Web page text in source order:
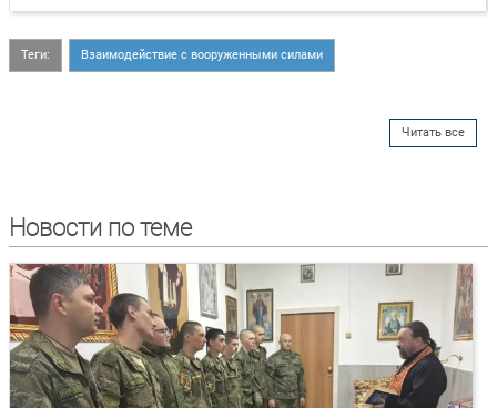
Теги: Взаимодействие с вооруженными силами
Читать все
Новости по теме